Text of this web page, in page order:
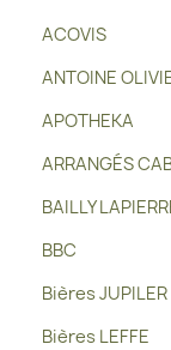
ACOVIS
ANTOINE
APOTHEKA
ARRANGÉS
BAILLY
BBC
Bières JUPILER
Bières LEFFE